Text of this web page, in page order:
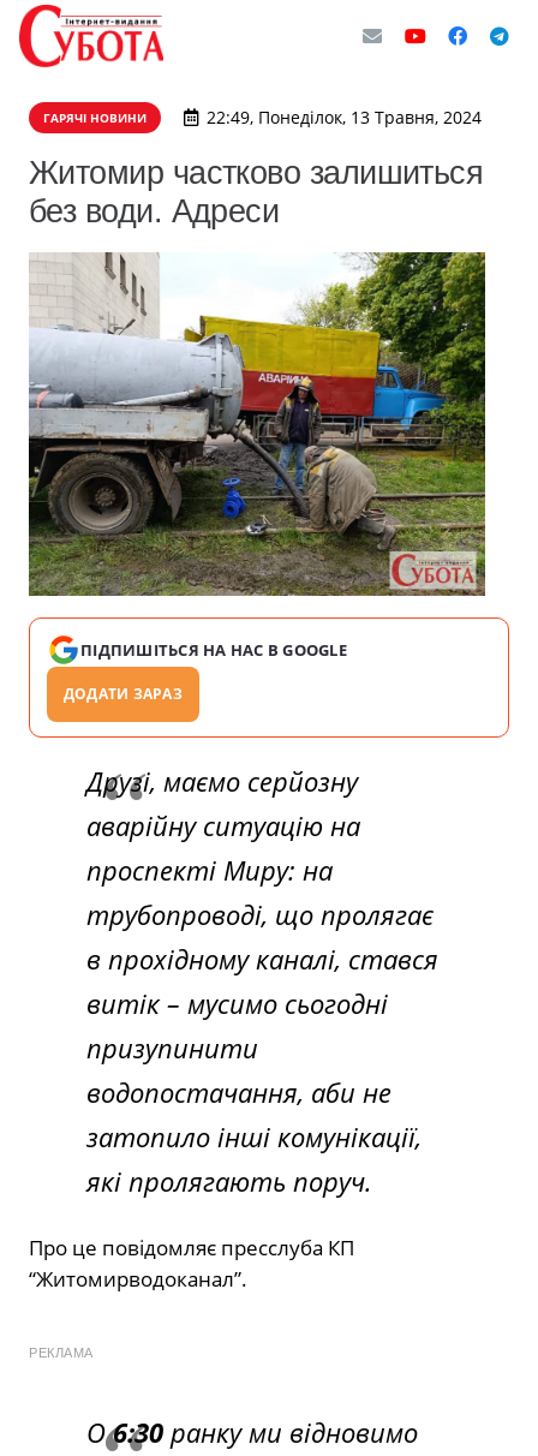
ГАРЯЧІ НОВИНИ 22:49, Понеділок, 13 Травня, 2024
Житомир частково залишиться
без води. Адреси
ПІДПИШІТЬСЯ НА НАС В GOOGLE
ДОДАТИ ЗАРАЗ
Друзі, маємо серйозну
аварійну ситуацію на
проспекті Миру: на
трубопроводі, що пролягає
в прохідному каналі, стався
витік – мусимо сьогодні
призупинити
водопостачання, аби не
затопило інші комунікації,
які пролягають поруч.
Про це повідомляє пресслуба КП
“Житомирводоканал”.
РЕКЛАМА
О6:30 ранку ми відновимо